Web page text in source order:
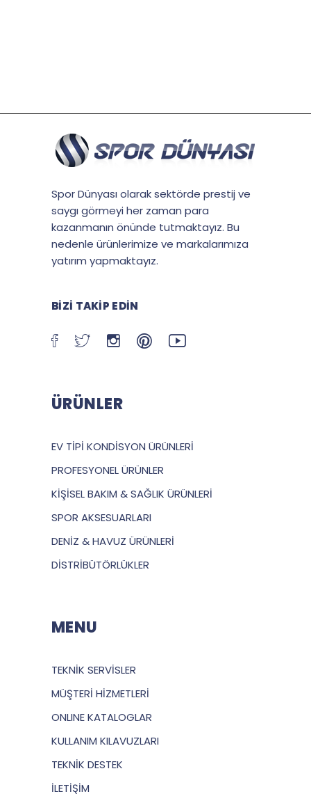
Spor Dünyası olarak sektörde prestij ve
saygı görmeyi her zaman para
kazanmanın önünde tutmaktayız. Bu
nedenle ürünlerimize ve markalarımıza
yatırım yapmaktayız.
BIZI TAKIP EDIN
ÜRÜNLER
EV TİPİ KONDİSYON ÜRÜNLERİ
PROFESYONEL ÜRÜNLER
KİŞİSEL BAKIM & SAĞLIK ÜRÜNLERİ
SPOR AKSESUARLARI
DENİZ & HAVUZ ÜRÜNLERİ
DİSTRİBÜTÖRLÜKLER
MENU
TEKNİK SERVİSLER
MÜŞTERİ HİZMETLERİ
ONLINE KATALOGLAR
KULLANIM KILAVUZLARI
TEKNİK DESTEK
İLETİŞİM